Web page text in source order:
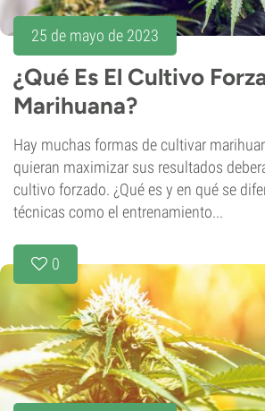
25 de mayo de 2023
¿Qué Es El Cultivo
Marihuana?
Hay muchas formas de cultivar
quieran maximizar sus resultados
cultivo forzado. ¿Qué es y en qué se
técnicas como el entrenamiento...
0